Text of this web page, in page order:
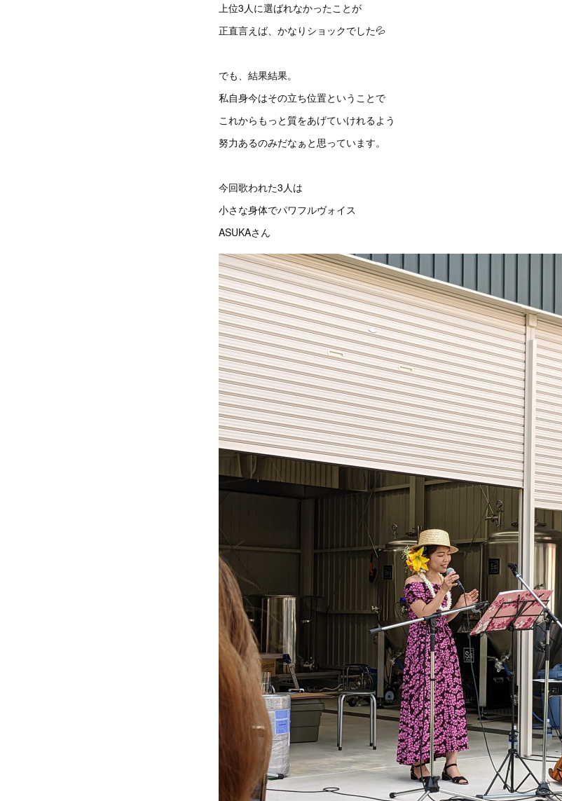
上位3人に選ばれなかったことが
正直言えば、かなりショックでした💦
でも、結果結果。
私自身今はその立ち位置ということで
これからもっと質をあげていけれるよう
努力あるのみだなぁと思っています。
今回歌われた3人は
小さな身体でパワフルヴォイス
ASUKAさん